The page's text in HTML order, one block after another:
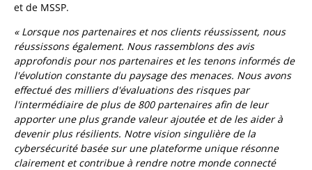
et de MSSP.
« Lorsque nos partenaires et nos clients réussissent, nous
réussissons également. Nous rassemblons des avis
approfondis pour nos partenaires et les tenons informés de
l'évolution constante du paysage des menaces. Nous avons
effectué des milliers d'évaluations des risques par
l'intermédiaire de plus de 800 partenaires afin de leur
apporter une plus grande valeur ajoutée et de les aider à
devenir plus résilients. Notre vision singulière de la
cybersécurité basée sur une plateforme unique résonne
clairement et contribue à rendre notre monde connecté